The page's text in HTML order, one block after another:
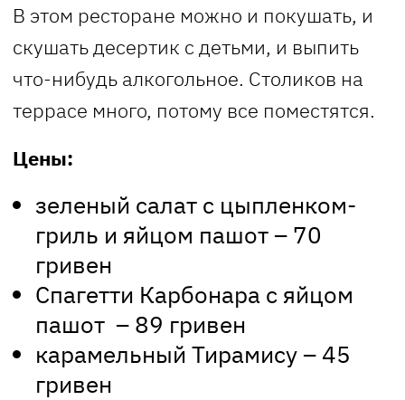
В этом ресторане можно и покушать, и
скушать десертик с детьми, и выпить
что-нибудь алкогольное. Столиков на
террасе много, потому все поместятся.
Цены:
зеленый салат с цыпленком-
гриль и яйцом пашот – 70
гривен
Спагетти Карбонара с яйцом
пашот – 89 гривен
карамельный Тирамису – 45
гривен